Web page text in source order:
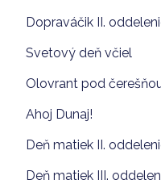
Dopraváčik II.
Svetový deň včiel
Olovrant pod
Ahoj Dunaj!
Deň matiek II.
Deň matiek III.